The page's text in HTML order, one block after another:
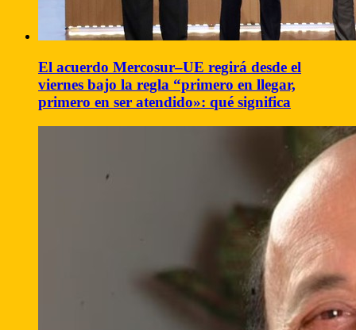
El acuerdo Mercosur–UE regirá desde el
viernes bajo la regla “primero en llegar,
primero en ser atendido»: qué significa